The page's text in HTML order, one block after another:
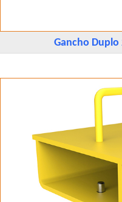
Gancho Duplo